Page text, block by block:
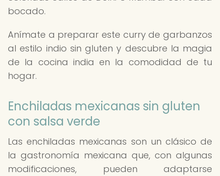
bocado.
Anímate a preparar este curry de garbanzos
al estilo indio sin gluten y descubre la magia
de la cocina india en la comodidad de tu
hogar.
Enchiladas mexicanas sin gluten
con salsa verde
Las enchiladas mexicanas son un clásico de
la gastronomía mexicana que, con algunas
modificaciones, pueden adaptarse